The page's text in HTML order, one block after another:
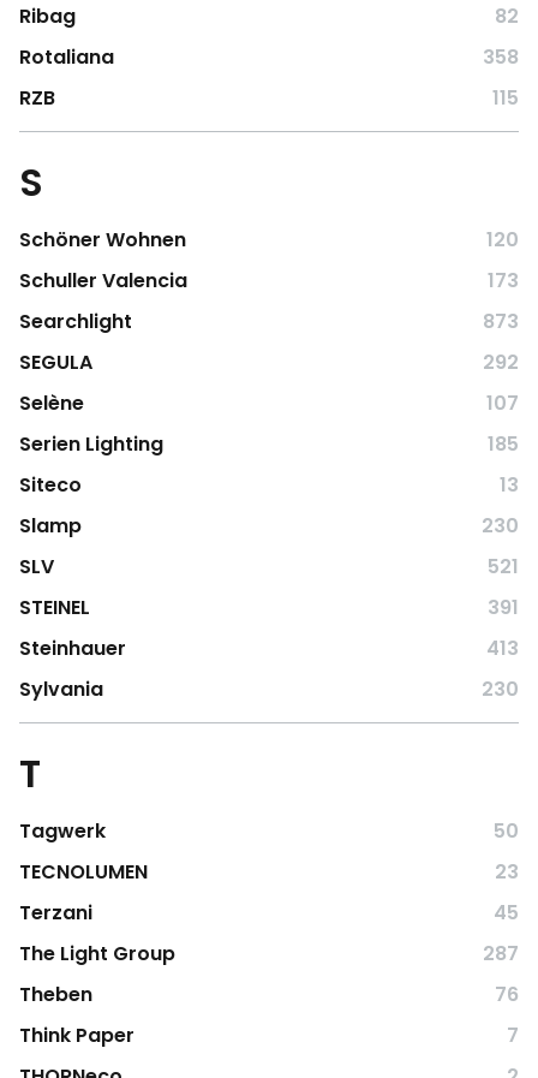
Ribag
82
Rotaliana
358
RZB
115
S
Schöner Wohnen
120
Schuller Valencia
173
Searchlight
873
SEGULA
292
Selène
107
Serien Lighting
185
Siteco
13
Slamp
230
SLV
521
STEINEL
391
Steinhauer
413
Sylvania
230
T
Tagwerk
50
TECNOLUMEN
23
Terzani
45
The Light Group
287
Theben
76
Think Paper
7